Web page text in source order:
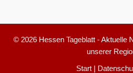
© 2026 Hessen Tageblatt - Aktuelle
unserer
Start